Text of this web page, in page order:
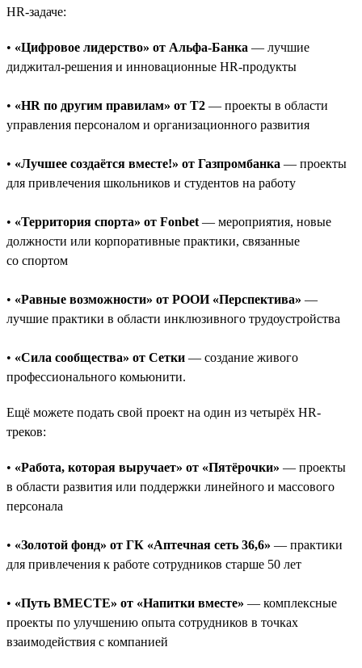
HR-задаче:
• «Цифровое лидерство» от Альфа-Банка — лучшие
диджитал-решения и инновационные HR-продукты
• «HR по другим правилам» от T2 — проекты в области
управления персоналом и организационного развития
• «Лучшее создаётся вместе!» от Газпромбанка — проекты
для привлечения школьников и студентов на работу
• «Территория спорта» от Fonbet — мероприятия, новые
должности или корпоративные практики, связанные
со спортом
• «Равные возможности» от РООИ «Перспектива» —
лучшие практики в области инклюзивного трудоустройства
• «Сила сообщества» от Сетки — создание живого
профессионального комьюнити.
Ещё можете подать свой проект на один из четырёх HR-
треков:
• «Работа, которая выручает» от «Пятёрочки» — проекты
в области развития или поддержки линейного и массового
персонала
• «Золотой фонд» от ГК «Аптечная сеть 36,6» — практики
для привлечения к работе сотрудников старше 50 лет
• «Путь ВМЕСТЕ» от «Напитки вместе» — комплексные
проекты по улучшению опыта сотрудников в точках
взаимодействия с компанией